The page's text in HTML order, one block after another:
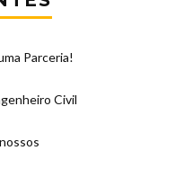
Parceria!
Civil